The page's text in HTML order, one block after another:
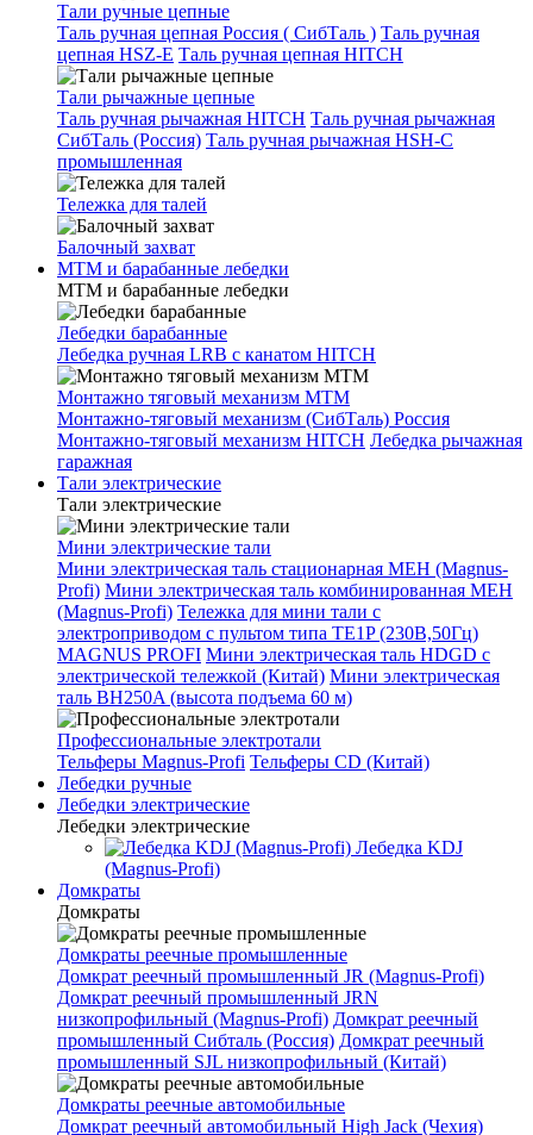
Тали ручные цепные
Таль ручная цепная Россия ( СибТаль ) Таль ручная
цепная HSZ-E Таль ручная цепная HITCH
Тали рычажные цепные
Таль ручная рычажная HITCH Таль ручная рычажная
СибТаль (Россия) Таль ручная рычажная HSH-C
промышленная
Тележка для талей
Балочный захват
МТМ и барабанные лебедки
МТМ и барабанные лебедки
Лебедки барабанные
Лебедка ручная LRB с канатом HITCH
Монтажно тяговый механизм МТМ
Монтажно-тяговый механизм (СибТаль) Россия
Монтажно-тяговый механизм HITCH Лебедка рычажная
гаражная
Тали электрические
Тали электрические
Мини электрические тали
Мини электрическая таль стационарная МЕН (Magnus-
Profi) Мини электрическая таль комбинированная МЕН
(Magnus-Profi) Тележка для мини тали с
электроприводом с пультом типа TE1P (230В,50Гц)
MAGNUS PROFI Мини электрическая таль HDGD с
электрической тележкой (Китай) Мини электрическая
таль BH250A (высота подъема 60 м)
Профессиональные электротали
Тельферы Magnus-Profi Тельферы CD (Китай)
Лебедки ручные
Лебедки электрические
Лебедки электрические
Лебедка KDJ
(Magnus-Profi)
Домкраты
Домкраты
Домкраты реечные промышленные
Домкрат реечный промышленный JR (Magnus-Profi)
Домкрат реечный промышленный JRN
низкопрофильный (Magnus-Profi) Домкрат реечный
промышленный Сибталь (Россия) Домкрат реечный
промышленный SJL низкопрофильный (Китай)
Домкраты реечные автомобильные
Домкрат реечный автомобильный High Jack (Чехия)